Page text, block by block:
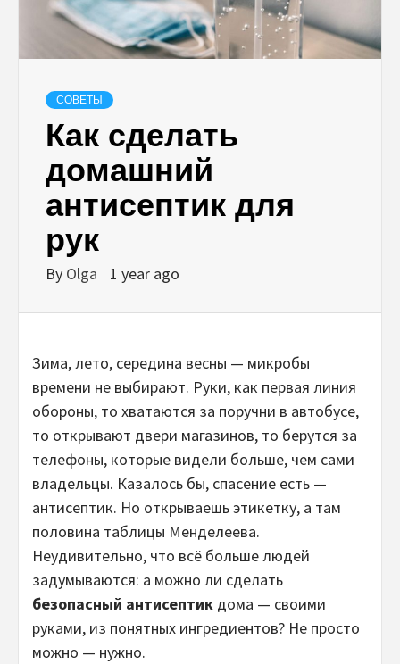
СОВЕТЫ
Как сделать
домашний
антисептик для
рук
By Olga 1 year ago
Зима, лето, середина весны — микробы
времени не выбирают. Руки, как первая линия
обороны, то хватаются за поручни в автобусе,
то открывают двери магазинов, то берутся за
телефоны, которые видели больше, чем сами
владельцы. Казалось бы, спасение есть —
антисептик. Но открываешь этикетку, а там
половина таблицы Менделеева.
Неудивительно, что всё больше людей
задумываются: а можно ли сделать
безопасный антисептик дома — своими
руками, из понятных ингредиентов? Не просто
можно — нужно.